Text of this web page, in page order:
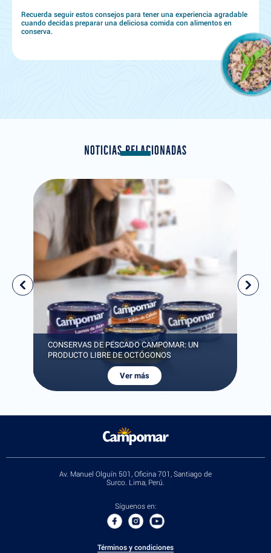
Recuerda seguir estos consejos para tener una experiencia agradable
cuando decidas preparar una deliciosa comida con alimentos en
conserva.
NOTICIAS RELACIONADAS
CONSERVAS DE PESCADO CAMPOMAR: UN
PRODUCTO LIBRE DE OCTÓGONOS
Ver más
Av. Manuel Olguín 501, Oficina 701, Santiago de
Surco. Lima, Perú.
Síguenos en:
Términos y condiciones